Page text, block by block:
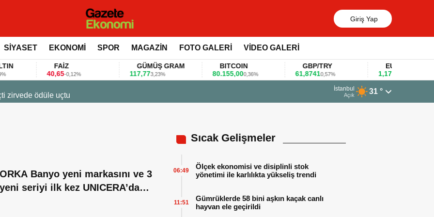
Giriş Yap
SİYASET EKONOMİ SPOR MAGAZİN FOTO GALERİ VİDEO GALERİ
40,65-0,12%
GÜMÜŞ GRAM
117,773,23%
BITCOIN
80.155,000,36%
GBP/TRY
61,87410,57%
EUR/USD
1,17810,47%
ile değerlendirdi
13 Mart 2026 - 06:55
Huawei KOBİ’ler için yapay zekâ
İstanbul
Açık 31 °
ORKA Banyo yeni markasını ve 3
yeni seriyi ilk kez UNICERA’da
Sıcak Gelişmeler
Ölçek ekonomisi ve disiplinli stok
yönetimi ile karlılıkta yükseliş trendi
06:49
Gümrüklerde 58 bini aşkın kaçak canlı
hayvan ele geçirildi
11:51